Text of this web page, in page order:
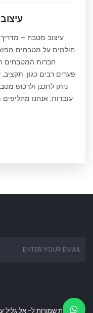
עיצוב מטבח – מדריך
חולמים על מטבחים
חברות המטבחים
פערים רבים כגון: תקציב,
ניתן לתכנן ולרכוש
עובדות: אנחנו
כל הזכויות שמורות ל- אל גליל